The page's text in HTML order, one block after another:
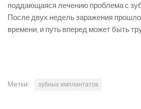
поддающаяся лечению проблема с
После двух недель заражения
времени, и путь вперед может быть
Метки: зубных имплантатов